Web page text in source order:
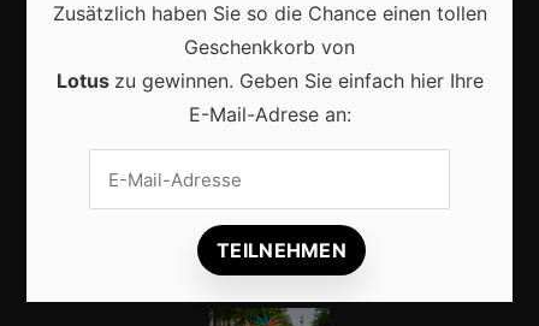
Karneval in Berlin erleben: Kreativität, Kultur und
Gemeinschaft auf einzigartige Weise entdecken
Vrijwilligers maken van carnaval een onvergetelijk
evenement
Zusätzlich haben Sie so die Chance einen tollen
Geschenkkorb von
Lotus zu gewinnen. Geben Sie einfach hier Ihre
E-Mail-Adrese an: